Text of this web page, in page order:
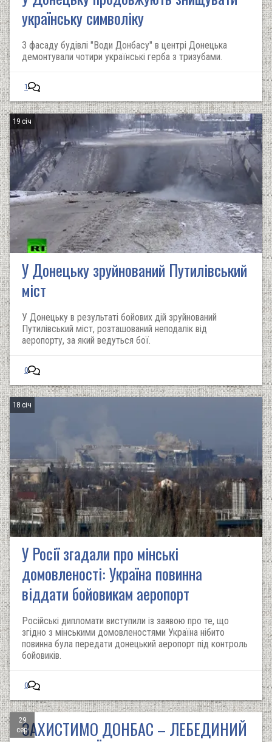
українську символіку
З фасаду будівлі "Води Донбасу" в центрі Донецька
демонтували чотири українські герба з тризубами.
1
19 січ
У Донецьку зруйнований Путилівський
міст
У Донецьку в результаті бойових дій зруйнований
Путилівський міст, розташований неподалік від
аеропорту, за який ведуться бої.
0
18 січ
У Росії згадали про мінські
домовленості: Україна повинна
віддати бойовикам аеропорт
Російські дипломати виступили із заявою про те, що
згідно з мінськими домовленостями Україна нібито
повинна була передати донецький аеропорт під контроль
бойовиків.
0
29
серЗАХИСТИМО ДОНБАС – ЛЕБЕДИНИЙ